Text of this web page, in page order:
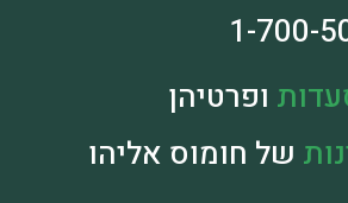
ופרטיהן
של חומוס אליהו